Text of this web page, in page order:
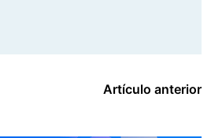
Artículo anterior